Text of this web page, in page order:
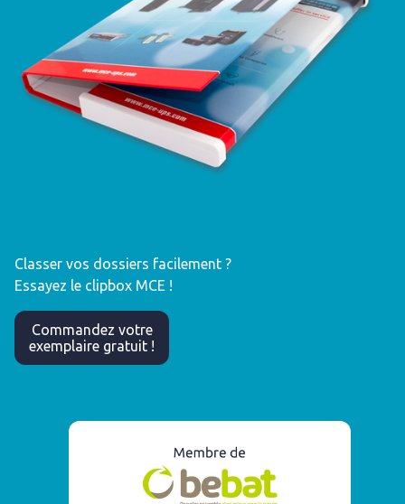
Classer vos dossiers facilement ?
Essayez le clipbox MCE !
Commandez votre
exemplaire gratuit !